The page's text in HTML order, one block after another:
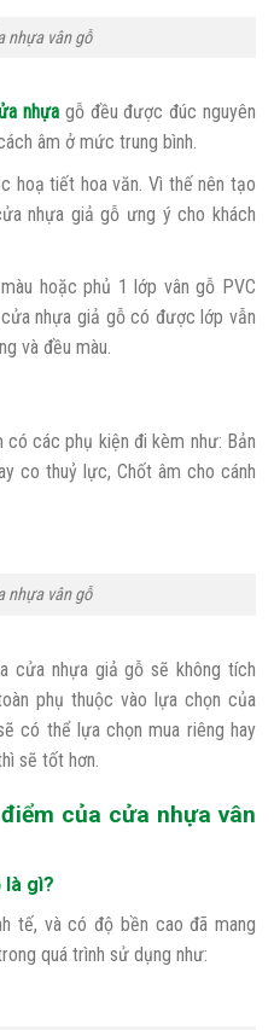
nhựa vân gỗ
nhựa gỗ đều được đúc nguyên
âm ở mức trung bình.
hoạ tiết hoa văn. Vì thế nên tạo
nhựa giả gỗ ưng ý cho khách
hoặc phủ 1 lớp vân gỗ PVC
nhựa giả gỗ có được lớp vẫn
và đều màu.
các phụ kiện đi kèm như: Bản
co thuỷ lực, Chốt âm cho cánh
nhựa vân gỗ
cửa nhựa giả gỗ sẽ không tích
phụ thuộc vào lựa chọn của
có thể lựa chọn mua riêng hay
sẽ tốt hơn.
của cửa nhựa vân
là gì?
tế, và có độ bền cao đã mang
quá trình sử dụng như: